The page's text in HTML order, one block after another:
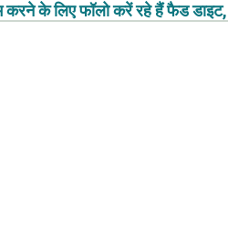
के लिए फॉलो करें रहे हैं फैड